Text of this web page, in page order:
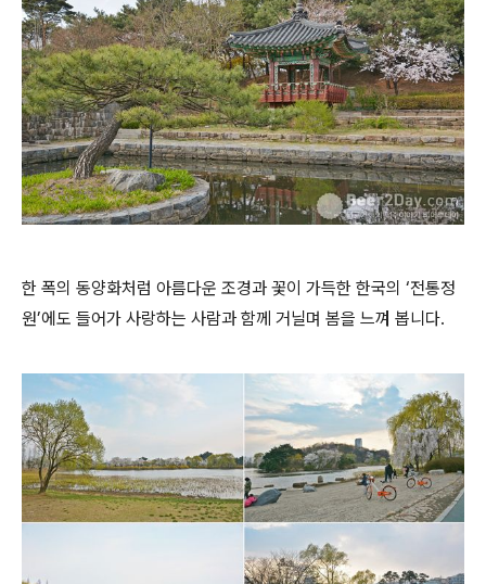
한 폭의 동양화처럼 아름다운 조경과 꽃이 가득한 한국의 ‘전통정
원’에도 들어가 사랑하는 사람과 함께 거닐며 봄을 느껴 봅니다.